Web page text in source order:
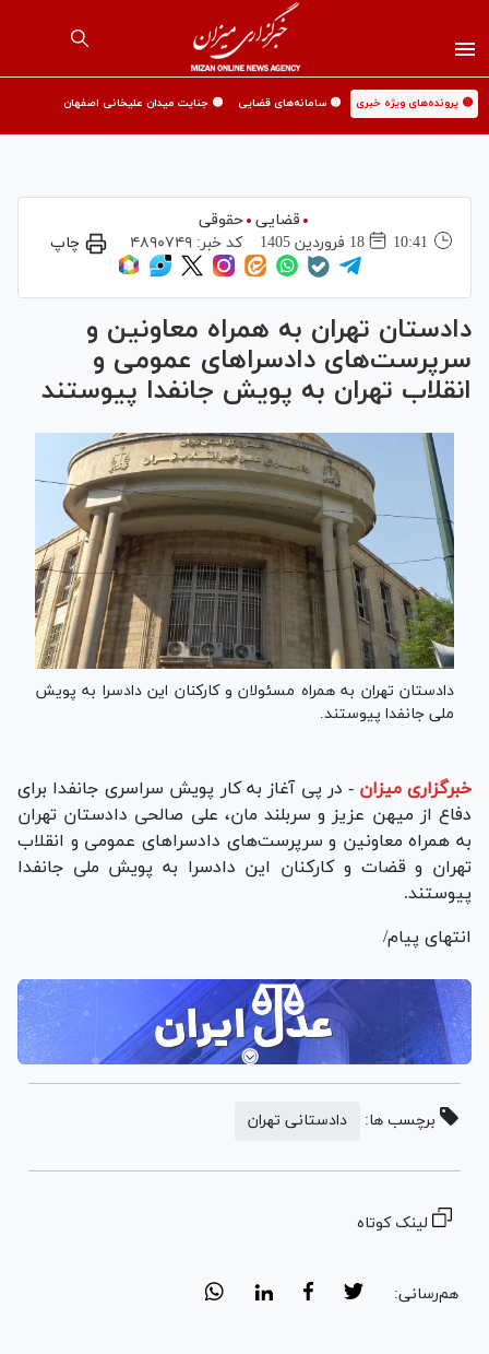
🟡 پرونده‌های ویژه خبری 🟡 سامانه‌های قضایی 🟡 جنایت میدان علیخانی اصفهان
قضایی حقوقی
10:41
18 فروردين 1405 کد خبر: ۴۸۹۰۷۴۹ چاپ
دادستان تهران به همراه معاونین و
سرپرست‌های دادسرا‌های عمومی و
انقلاب تهران به پویش جانفدا پیوستند
دادستان تهران به همراه مسئولان و کارکنان این دادسرا به پویش
ملی جانفدا پیوستند.
خبرگزاری میزان - در پی آغاز به کار پویش سراسری جانفدا برای
دفاع از میهن عزیز و سربلند مان، علی صالحی دادستان تهران
به همراه معاونین و سرپرست‌های دادسرا‌های عمومی و انقلاب
تهران و قضات و کارکنان این دادسرا به پویش ملی جانفدا
پیوستند.
انتهای پیام/
برچسب ها: دادستانی تهران
لینک کوتاه
هم‌رسانی: